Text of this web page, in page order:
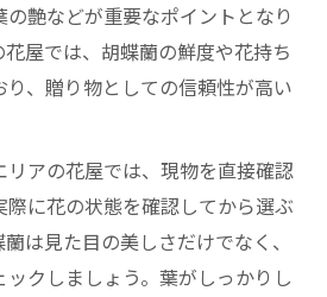
艶などが重要なポイントとなり
屋では、胡蝶蘭の鮮度や花持ち
、贈り物としての信頼性が高い
アの花屋では、現物を直接確認
に花の状態を確認してから選ぶ
は見た目の美しさだけでなく、
クしましょう。葉がしっかりし